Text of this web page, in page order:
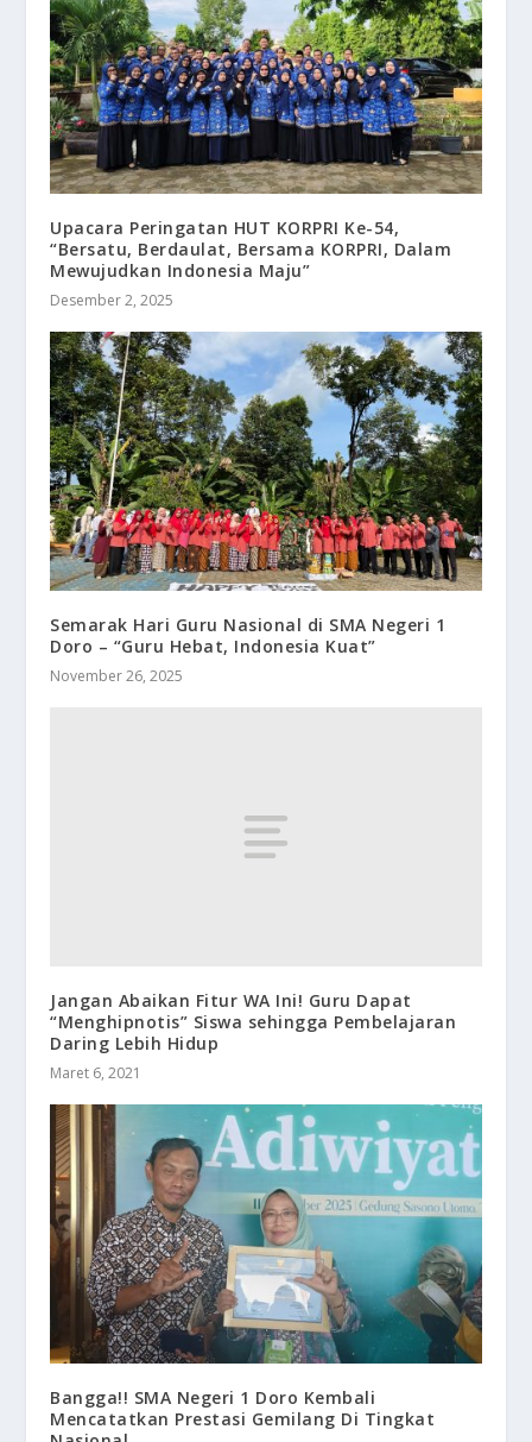
Upacara Peringatan HUT KORPRI Ke-54,
“Bersatu, Berdaulat, Bersama KORPRI, Dalam
Mewujudkan Indonesia Maju”
Desember 2, 2025
Semarak Hari Guru Nasional di SMA Negeri 1
Doro – “Guru Hebat, Indonesia Kuat”
November 26, 2025
Jangan Abaikan Fitur WA Ini! Guru Dapat
“Menghipnotis” Siswa sehingga Pembelajaran
Daring Lebih Hidup
Maret 6, 2021
Bangga!! SMA Negeri 1 Doro Kembali
Mencatatkan Prestasi Gemilang Di Tingkat